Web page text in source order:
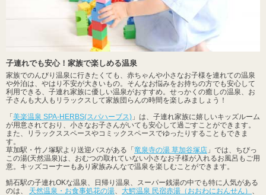
子連れでも安心！家族で楽しめる温泉
家族でのんびり温泉に行きたくても、赤ちゃんや小さなお子様を連れての温泉
や外泊は、やはり不安が大きいもの。そんなお悩みをお持ちの方でも安心して
利用できる、子連れ家族に優しい温泉がおすすめ。せっかくの癒しの温泉、お
子さんも大人もリラックスして家族団らんの時間を楽しみましょう！
「美楽温泉 SPA-HERBS(スパハーブス) 」は、子連れ家族に嬉しいキッズルーム
が用意されており、小さなお子さんがいても安心して過ごすことができます。
また、リラックススペースやコミックスペースでゆったりすることもできま
す。
草加駅・竹ノ塚駅より送迎バスがある「竜泉寺の湯 草加谷塚店 」では、ちびっ
この湯(天然温泉)は、おむつの取れていない小さなお子様が入れるお風呂もご用
意。キッズコーナーもあり家族みんなで温泉を楽しむことができます。
鯖石駅の子連れOKな温泉、日帰り温泉、スーパー銭湯の中でも特に人気がある
のは、 天然温泉・お食事処花の湯 大鰐温泉 民宿赤湯（おおわにおんせん）